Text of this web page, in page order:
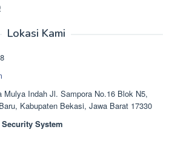
adalah:
Harga
Rp1.378.000.
Lokasi Kami
Mulya Indah Jl. Sampora No.16 Blok N5,
Kabupaten Bekasi, Jawa Barat 17330
System